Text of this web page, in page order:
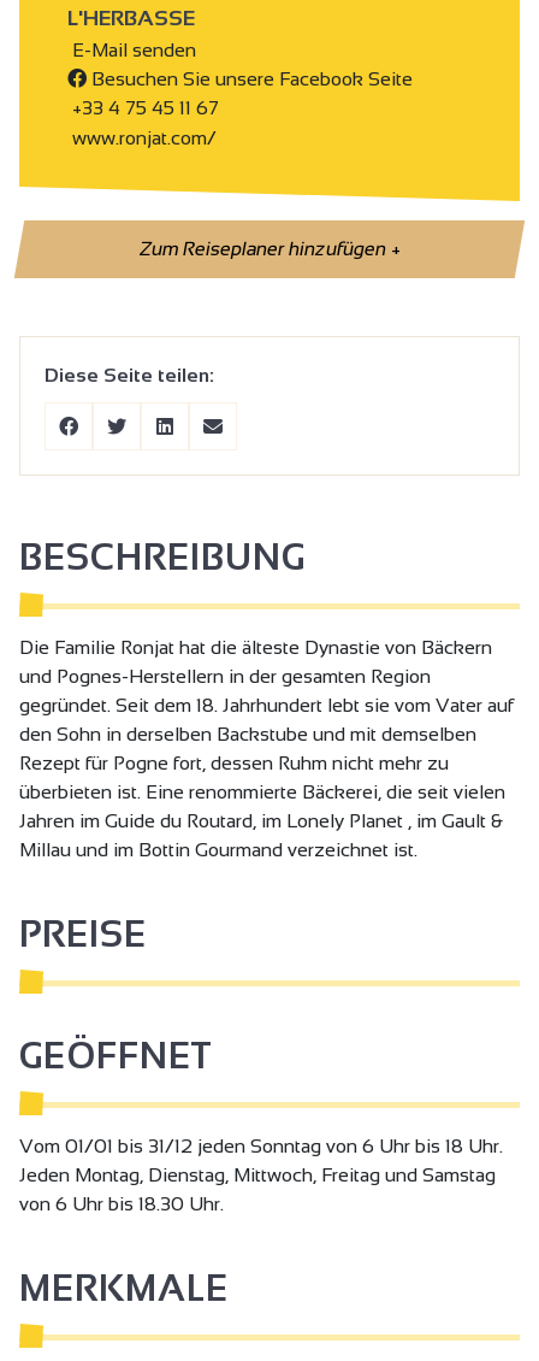
L'HERBASSE
E-Mail senden
Besuchen Sie unsere Facebook Seite
+33 4 75 45 11 67
www.ronjat.com/
Zum Reiseplaner hinzufügen+
Diese Seite teilen:
BESCHREIBUNG
Die Familie Ronjat hat die älteste Dynastie von Bäckern
und Pognes-Herstellern in der gesamten Region
gegründet. Seit dem 18. Jahrhundert lebt sie vom Vater auf
den Sohn in derselben Backstube und mit demselben
Rezept für Pogne fort, dessen Ruhm nicht mehr zu
überbieten ist. Eine renommierte Bäckerei, die seit vielen
Jahren im Guide du Routard, im Lonely Planet , im Gault &
Millau und im Bottin Gourmand verzeichnet ist.
PREISE
GEÖFFNET
Vom 01/01 bis 31/12 jeden Sonntag von 6 Uhr bis 18 Uhr.
Jeden Montag, Dienstag, Mittwoch, Freitag und Samstag
von 6 Uhr bis 18.30 Uhr.
MERKMALE